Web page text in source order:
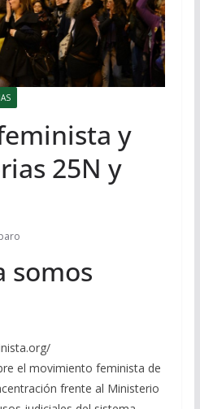
y
25N y
somos
el movimiento feminista de
frente al Ministerio